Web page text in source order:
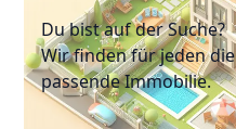
Du bist auf der Suche?
Wir finden für jeden die
passende Immobilie.